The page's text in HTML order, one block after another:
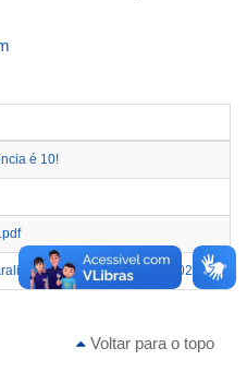
é 10!
12_de_junho_de_2025_.pdf
Voltar para o topo